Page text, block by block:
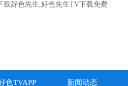
载好色先生,好色先生TV下载免费
色TVAPP 新闻动态